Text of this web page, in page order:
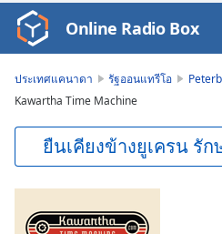
Video
Player
loading.
Video
Backward
Forward
Online Radio Box
ประเทศแคนาดา รัฐออนแทรีโอ
Kawartha Time Machine
ยืนเคียงข้างยูเครน รั